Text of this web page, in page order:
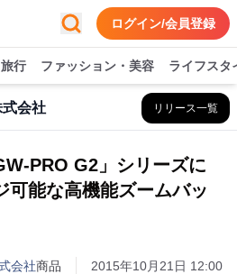
ログイン/会員登録
旅行 ファッション・美容 ライフスタ
会社 リリース一覧
PRO G2」シリーズに
可能な高機能ズームバッ
会社商品 2015年10月21日 12:00